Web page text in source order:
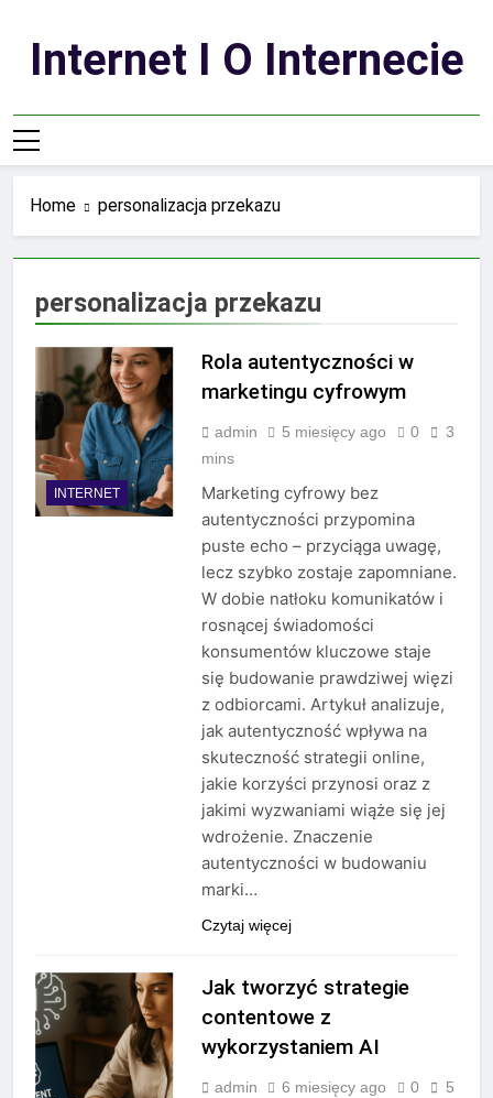
contentInternet I O Internecie
Home personalizacja przekazu
personalizacja przekazu
INTERNET
Rola autentyczności w
marketingu cyfrowym
admin 5 miesięcy ago 0
3
mins
Marketing cyfrowy bez
autentyczności przypomina
puste echo – przyciąga uwagę,
lecz szybko zostaje zapomniane.
W dobie natłoku komunikatów i
rosnącej świadomości
konsumentów kluczowe staje
się budowanie prawdziwej więzi
z odbiorcami. Artykuł analizuje,
jak autentyczność wpływa na
skuteczność strategii online,
jakie korzyści przynosi oraz z
jakimi wyzwaniami wiąże się jej
wdrożenie. Znaczenie
autentyczności w budowaniu
marki…
Czytaj więcej
Jak tworzyć strategie
contentowe z
wykorzystaniem AI
admin 6 miesięcy ago 0
5